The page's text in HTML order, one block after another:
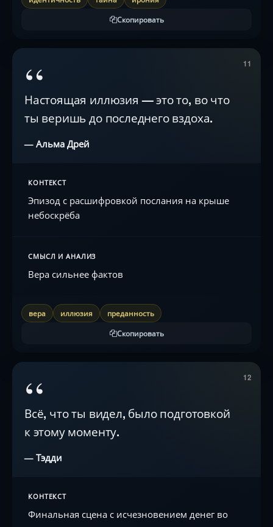
Скопировать
11
“
Настоящая иллюзия — это то, во что
ты веришь до последнего вздоха.
— Альма Дрей
КОНТЕКСТ
Эпизод с расшифровкой послания на крыше
небоскрёба
СМЫСЛ И АНАЛИЗ
Вера сильнее фактов
вера иллюзия преданность
Скопировать
12
“
Всё, что ты видел, было подготовкой
к этому моменту.
— Тэдди
КОНТЕКСТ
Финальная сцена с исчезновением денег во